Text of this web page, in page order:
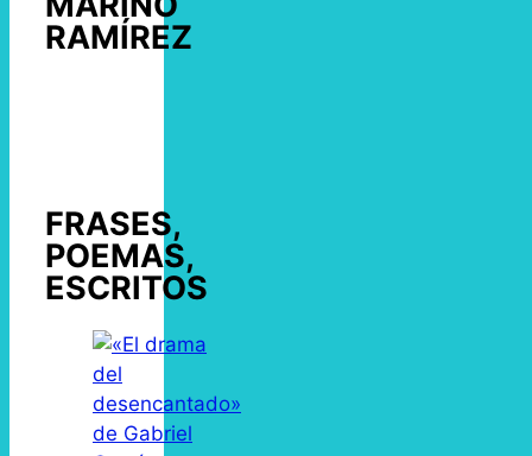
RAMÍREZ
FRASES,
POEMAS,
ESCRITOS